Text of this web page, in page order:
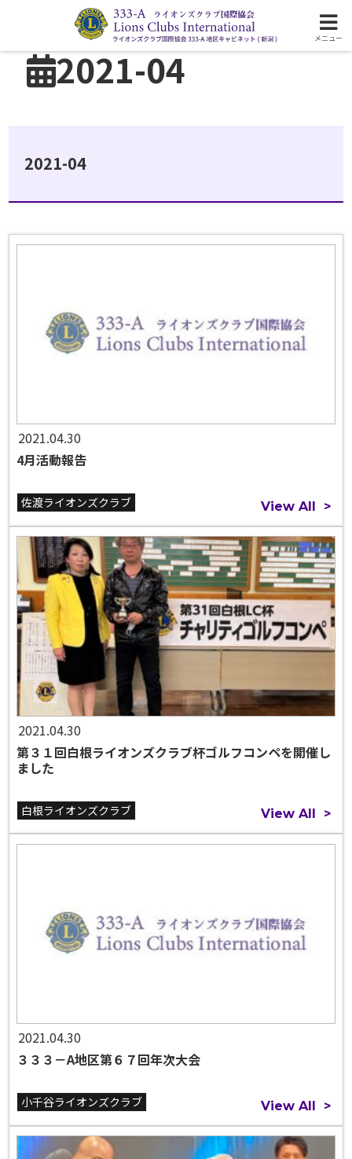
ライオンズクラブ国際協会333-A地区の活動
2021-04
2021-04
2021.04.30
4月活動報告
佐渡ライオンズクラブ View All >
2021.04.30
第３１回白根ライオンズクラブ杯ゴルフコンペを開催し
ました
白根ライオンズクラブ View All >
2021.04.30
３３３－A地区第６７回年次大会
小千谷ライオンズクラブ View All >
メニュー